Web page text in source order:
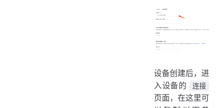
设备创建后，进
入设备的
连接
页面，在这里可